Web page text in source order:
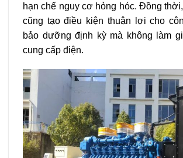
hạn chế nguy cơ hỏng hóc. Đồng
cũng tạo điều kiện thuận lợi cho
bảo dưỡng định kỳ mà không làm
cung cấp điện.